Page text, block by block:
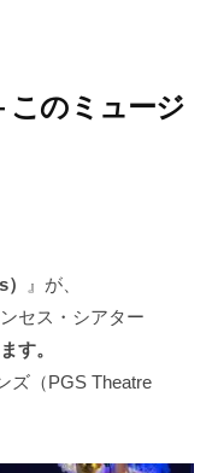
のミュージ
』が、
セス・シアター
す。
ズ（PGS Theatre